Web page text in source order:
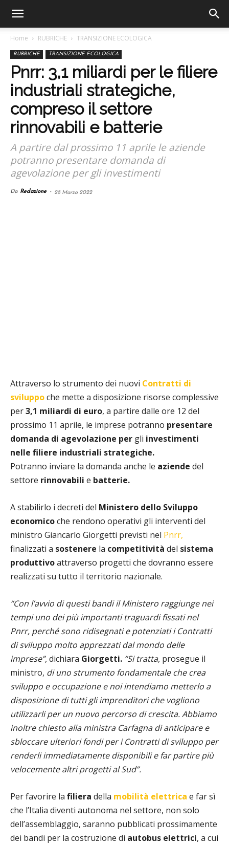
Home RUBRICHE TRANSIZIONE ECOLOGICA
RUBRICHE TRANSIZIONE ECOLOGICA
Pnrr: 3,1 miliardi per le filiere
industriali strategiche,
compreso il settore
rinnovabili e batterie
A partire dal prossimo 11 aprile le aziende
potranno presentare domanda di
agevolazione per gli investimenti
Da Redazione - 28 Marzo 2022
Attraverso lo strumento dei nuovi Contratti di
sviluppoche mette a disposizione risorse complessive
per3,1 miliardi di euro, a partire dalle ore 12 del
prossimo 11 aprile, le imprese potranno presentare
domanda di agevolazione per gli investimenti
nelle filiere industriali strategiche.
Potranno inviare la domanda anche le aziende del
settore rinnovabili e batterie.
A stabilirlo i decreti del Ministero dello Sviluppo
economicoche rendono operativi gli interventi del
ministro Giancarlo Giorgetti previsti nel Pnrr,
finalizzati a sostenere la competitività del sistema
produttivoattraverso progetti che dovranno essere
realizzati su tutto il territorio nazionale.
“Con l’avvio di questi bandi il Ministero raggiunge nei
tempi uno dei più importanti traguardi fissati nel
Pnrr, perché sono ridisegnati e potenziati i Contratti
di sviluppo molto apprezzati dal mondo delle
imprese”,dichiara Giorgetti. “Si tratta, prosegue il
ministro, di uno strumento fondamentale che crea
sviluppo e occupazione e noi intendiamo metterlo a
disposizione di tutti gli imprenditori che vogliono
utilizzarli per un nuovo percorso di crescita. Abbiamo
inoltre chiesto alla ministra Carfagna di anticipare e
sbloccare ulteriori fondi per i Contratti di sviluppo per
renderli immediatamente disponibili e far partire più
velocemente altri progetti al Sud”.
Per favorire la filiera della mobilità elettrica e far sì
che l’Italia diventi autonoma nel settore, non solo
dell’assemblaggio, saranno pubblicati prossimamente
dei bandi per la costruzione di autobus elettrici, a cui